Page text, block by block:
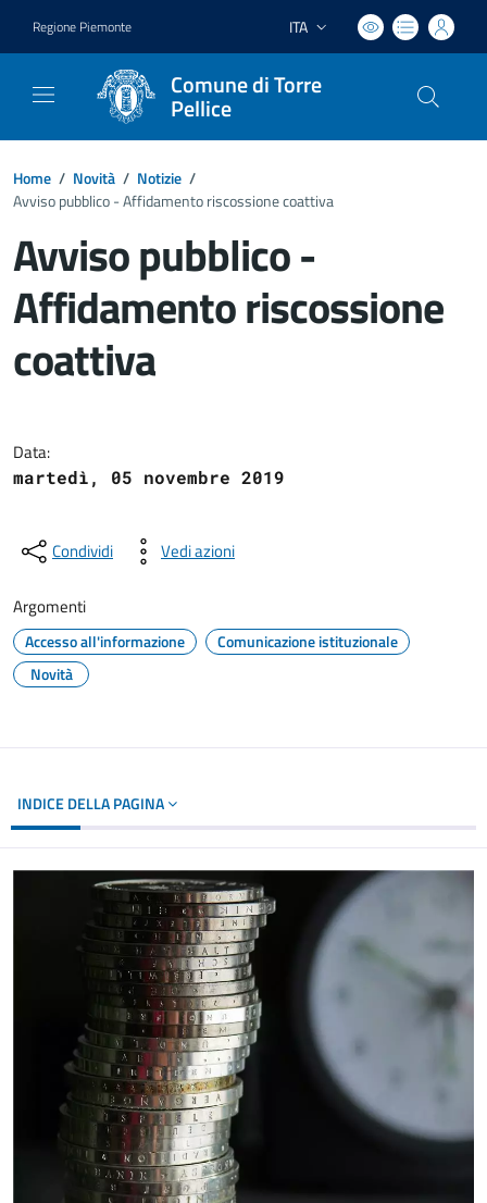
Regione Piemonte Lingua attiva:
ITA
Comune di Torre
Pellice
Home / Novità / Notizie /
Avviso pubblico - Affidamento riscossione coattiva
Avviso pubblico -
Affidamento riscossione
coattiva
Data:
martedì, 05 novembre 2019
Condividi Vedi azioni
Argomenti
Accesso all'informazione
Comunicazione istituzionale
Novità
INDICE DELLA PAGINA